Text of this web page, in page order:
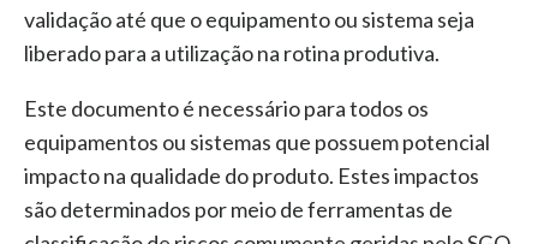
validação até que o equipamento ou sistema seja
liberado para a utilização na rotina produtiva.
Este documento é necessário para todos os
equipamentos ou sistemas que possuem potencial
impacto na qualidade do produto. Estes impactos
são determinados por meio de ferramentas de